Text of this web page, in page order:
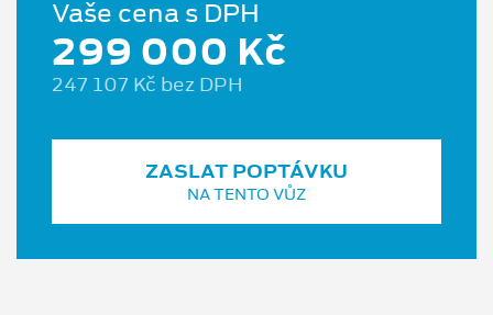
Vaše cena s DPH
299 000 Kč
247 107 Kč bez DPH
ZASLAT POPTÁVKU
NA TENTO VŮZ